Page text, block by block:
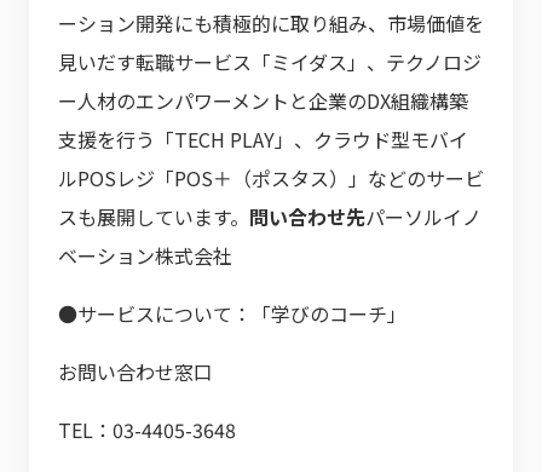
ーション開発にも積極的に取り組み、市場価値を
見いだす転職サービス「ミイダス」、テクノロジ
ー人材のエンパワーメントと企業のDX組織構築
支援を行う「TECH PLAY」、クラウド型モバイ
ルPOSレジ「POS＋（ポスタス）」などのサービ
スも展開しています。 問い合わせ先パーソルイノ
ベーション株式会社
●サービスについて：「学びのコーチ」
お問い合わせ窓口
TEL：03-4405-3648